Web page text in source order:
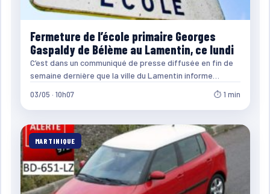
Fermeture de l’école primaire Georges
Gaspaldy de Bélème au Lamentin, ce lundi
C’est dans un communiqué de presse diffusée en fin de
semaine dernière que la ville du Lamentin informe…
03/05 · 10h07 ⏱ 1 min
MARTINIQUE